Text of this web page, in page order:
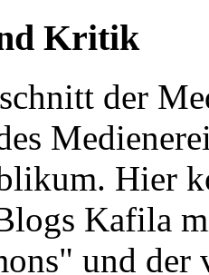
Kritik
der
Hier
Kafila
und der